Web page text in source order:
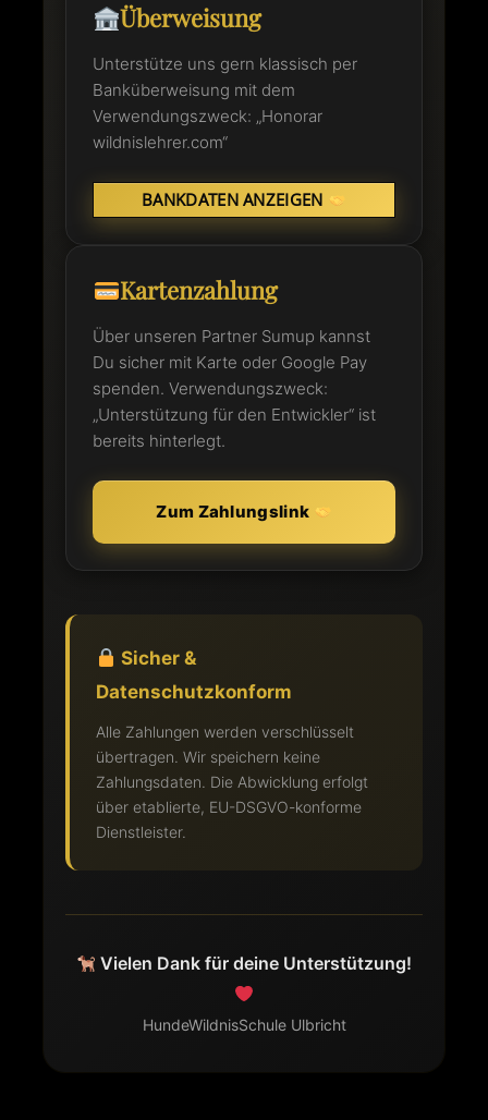
Überweisung
Unterstütze uns gern klassisch per
Banküberweisung mit dem
Verwendungszweck: „Honorar
wildnislehrer.com“
BANKDATEN ANZEIGEN
Kartenzahlung
Über unseren Partner Sumup kannst
Du sicher mit Karte oder Google Pay
spenden. Verwendungszweck:
„Unterstützung für den Entwickler“ ist
bereits hinterlegt.
Zum Zahlungslink
Sicher &
Datenschutzkonform
Alle Zahlungen werden verschlüsselt
übertragen. Wir speichern keine
Zahlungsdaten. Die Abwicklung erfolgt
über etablierte, EU-DSGVO-konforme
Dienstleister.
Vielen Dank für deine Unterstützung!
HundeWildnisSchule Ulbricht